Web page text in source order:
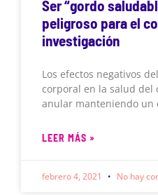
Ser “gordo
peligroso para el
investigación
Los efectos negativos
corporal en la salud del
anular manteniendo un
LEER MÁS »
febrero 4, 2021 No hay